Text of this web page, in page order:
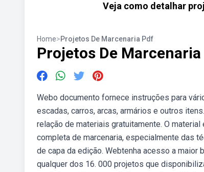
Veja como detalhar
Home>Projetos De Marcenaria Pdf
Projetos De
Webo documento fornece instruções para
escadas, carros, arcas, armários e outros
relação de materiais gratuitamente. O
completa de marcenaria, especialmente das
de capa da edição. Webtenha acesso a
qualquer dos 16. 000 projetos que